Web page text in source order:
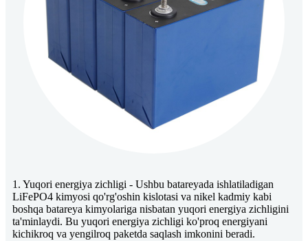
1. Yuqori energiya zichligi - Ushbu batareyada ishlatiladigan
LiFePO4 kimyosi qo'rg'oshin kislotasi va nikel kadmiy kabi
boshqa batareya kimyolariga nisbatan yuqori energiya zichligini
ta'minlaydi. Bu yuqori energiya zichligi ko'proq energiyani
kichikroq va yengilroq paketda saqlash imkonini beradi.